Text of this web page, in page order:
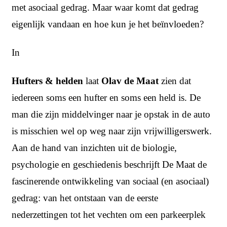
met asociaal gedrag. Maar waar komt dat gedrag
eigenlijk vandaan en hoe kun je het beïnvloeden?
In
Hufters & helden laat Olav de Maatzien dat
iedereen soms een hufter en soms een held is. De
man die zijn middelvinger naar je opstak in de auto
is misschien wel op weg naar zijn vrijwilligerswerk.
Aan de hand van inzichten uit de biologie,
psychologie en geschiedenis beschrijft De Maat de
fascinerende ontwikkeling van sociaal (en asociaal)
gedrag: van het ontstaan van de eerste
nederzettingen tot het vechten om een parkeerplek